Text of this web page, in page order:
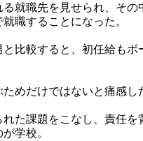
就職先を見せられ、その
職することになった。
比較すると、初任給もボ
めだけではないと痛感し
た課題をこなし、責任を
学校。